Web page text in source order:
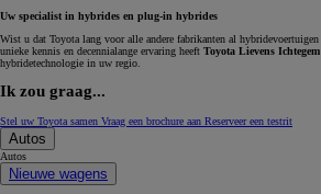
Uw specialist in hybrides en plug-in hybrides
Wist u dat Toyota lang voor alle andere fabrikanten al
unieke kennis en decennialange ervaring heeft Toyota Lievens Ichtegem
hybridetechnologie in uw regio.
Ik zou graag...
Stel uw Toyota samen Vraag een brochure aan Reserveer een testrit
Autos
Autos
Nieuwe wagens